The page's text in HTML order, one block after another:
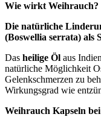
Wie wirkt Weihrauch?
Die natürliche
(Boswellia serrata) als
Das heilige Öl aus
natürliche Möglichkeit
Gelenkschmerzen zu
Wirkungsgrad wie
Weihrauch Kapseln